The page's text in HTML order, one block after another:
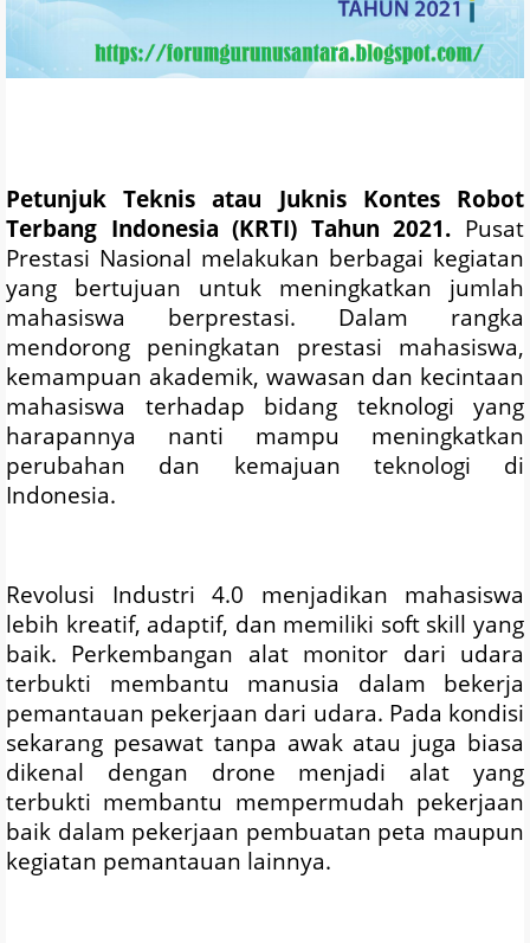
Petunjuk Teknis atau Juknis Kontes Robot
Terbang Indonesia (KRTI) Tahun 2021. Pusat
Prestasi Nasional melakukan berbagai kegiatan
yang bertujuan untuk meningkatkan jumlah
mahasiswa berprestasi. Dalam rangka
mendorong peningkatan prestasi mahasiswa,
kemampuan akademik, wawasan dan kecintaan
mahasiswa terhadap bidang teknologi yang
harapannya nanti mampu meningkatkan
perubahan dan kemajuan teknologi di
Indonesia.
Revolusi Industri 4.0 menjadikan mahasiswa
lebih kreatif, adaptif, dan memiliki soft skill yang
baik. Perkembangan alat monitor dari udara
terbukti membantu manusia dalam bekerja
pemantauan pekerjaan dari udara. Pada kondisi
sekarang pesawat tanpa awak atau juga biasa
dikenal dengan drone menjadi alat yang
terbukti membantu mempermudah pekerjaan
baik dalam pekerjaan pembuatan peta maupun
kegiatan pemantauan lainnya.